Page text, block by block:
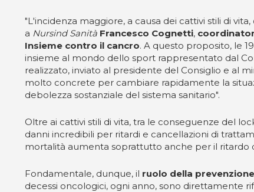
"L'incidenza maggiore, a causa dei cattivi stili di
a Nursind Sanità Francesco Cognetti,
Insieme contro il cancro. A questo proposito, le
insieme al mondo dello sport rappresentato dal
realizzato, inviato al presidente del Consiglio e al
molto concrete per cambiare rapidamente la
debolezza sostanziale del sistema sanitario".
Oltre ai cattivi stili di vita, tra le conseguenze del
danni incredibili per ritardi e cancellazioni di
mortalità aumenta soprattutto anche per il ritardo
Fondamentale, dunque, il ruolo della prevenzione
decessi oncologici, ogni anno, sono direttamente